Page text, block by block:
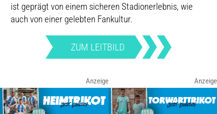
ist geprägt von einem sicheren Stadionerlebnis, wie
auch von einer gelebten Fankultur.
ZUM LEITBILD